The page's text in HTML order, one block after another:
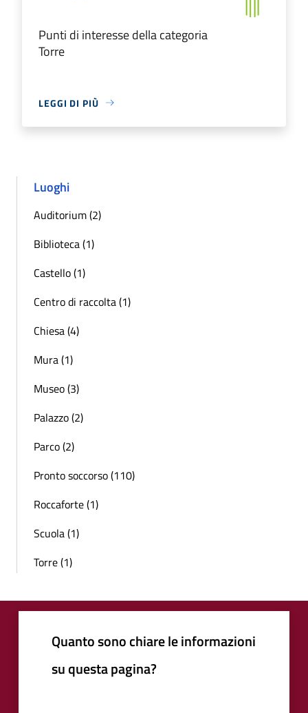
Punti di interesse della categoria
Torre
LEGGI DI PIÙ
Luoghi
Auditorium (2)
Biblioteca (1)
Castello (1)
Centro di raccolta (1)
Chiesa (4)
Mura (1)
Museo (3)
Palazzo (2)
Parco (2)
Pronto soccorso (110)
Roccaforte (1)
Scuola (1)
Torre (1)
Quanto sono chiare le informazioni
su questa pagina?